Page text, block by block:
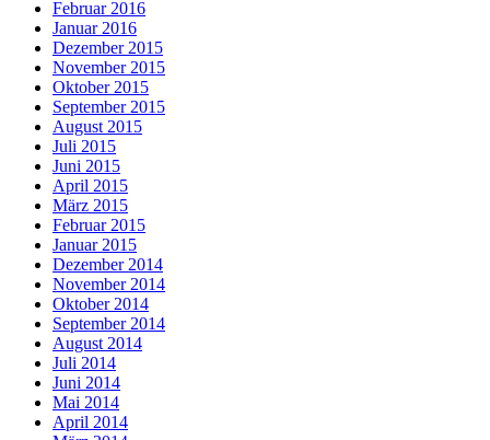
Februar 2016
Januar 2016
Dezember 2015
November 2015
Oktober 2015
September 2015
August 2015
Juli 2015
Juni 2015
April 2015
März 2015
Februar 2015
Januar 2015
Dezember 2014
November 2014
Oktober 2014
September 2014
August 2014
Juli 2014
Juni 2014
Mai 2014
April 2014